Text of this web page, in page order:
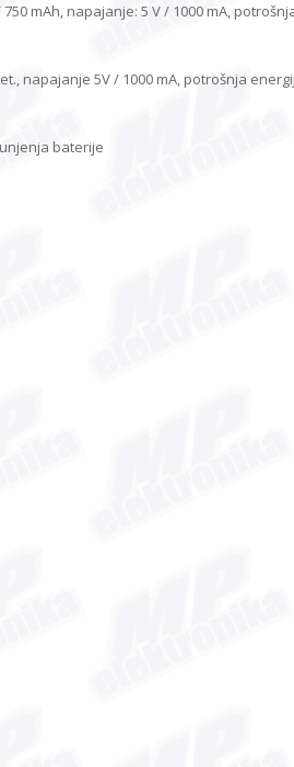
mAh, napajanje: 5 V / 1000 mA,
napajanje 5V / 1000 mA, potrošnja
baterije